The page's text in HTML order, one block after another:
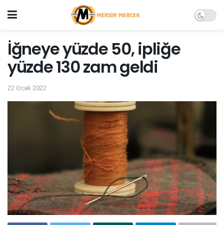
İğneye yüzde 50, ipliğe
yüzde 130 zam geldi
22 Ocak 2022